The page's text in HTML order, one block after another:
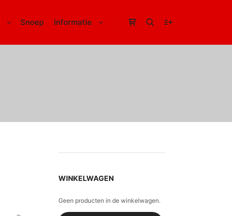
Snoep Informatie
WINKELWAGEN
Geen producten in de winkelwagen.